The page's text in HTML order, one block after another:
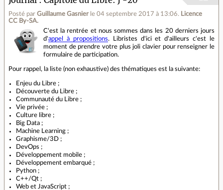
Posté par Guillaume Gasnier le 04 septembre 2017 à 13:06. Licence
CC By‑SA.
C'est la rentrée et nous sommes dans les 20 derniers jours
d'appel à propositions. Libristes d'ici et d'ailleurs c'est le
moment de prendre votre plus joli clavier pour renseigner le
formulaire de participation.
Pour rappel, la liste (non exhaustive) des thématiques est la suivante:
Enjeu du Libre ;
Découverte du Libre ;
Communauté du Libre ;
Vie privée ;
Culture libre ;
Big Data ;
Machine Learning ;
Graphisme/3D ;
DevOps ;
Développement mobile ;
Développement embarqué ;
Python ;
C++/Qt ;
Web et JavaScript ;